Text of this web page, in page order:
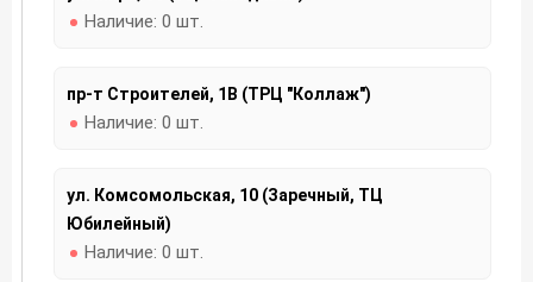
Наличие: 0 шт.
пр-т Строителей, 1В (ТРЦ "Коллаж")
Наличие: 0 шт.
ул. Комсомольская, 10 (Заречный, ТЦ
Юбилейный)
Наличие: 0 шт.